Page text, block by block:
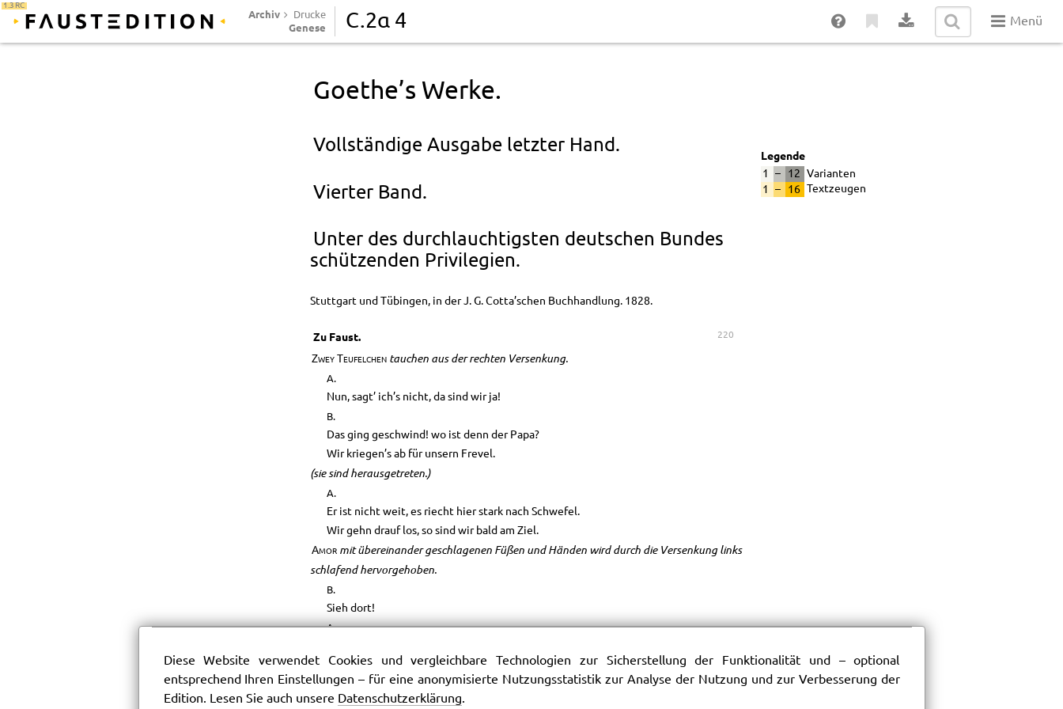
1.3 RC
Archiv Drucke
Genese C.2α 4 Menü
Goethe’s Werke.
Vollständige Ausgabe letzter Hand.
Vierter Band.
Unter des durchlauchtigsten deutschen Bundes
schützenden Privilegien.
Stuttgart und Tübingen, in der J. G. Cotta’schen Buchhandlung. 1828.
220
Zu Faust.
Zwey Teufelchentauchen aus der rechten Versenkung.
A.
Nun, sagt’ ich’s nicht, da sind wir ja!
B.
Das ging geschwind! wo ist denn der Papa?
Wir kriegen’s ab für unsern Frevel.
(sie sind herausgetreten.)
A.
Er ist nicht weit, es riecht hier stark nach Schwefel.
Wir gehn drauf los, so sind wir bald am Ziel.
Amormit übereinander geschlagenen Füßen und Händen wird durch die Versenkung links
schlafend hervorgehoben.
B.
Sieh dort!
A.
B.
Da kommt noch ein Gespiel.
O der ist garstig! der ist greulich!
Legende
1 – 12
Varianten
1
– 16 Textzeugen
Diese Website verwendet Cookies und vergleichbare Technologien zur Sicherstellung der Funktionalität und – optional
entsprechend Ihren Einstellungen – für eine anonymisierte Nutzungsstatistik zur Analyse der Nutzung und zur Verbesserung der
Edition. Lesen Sie auch unsere Datenschutzerklärung.